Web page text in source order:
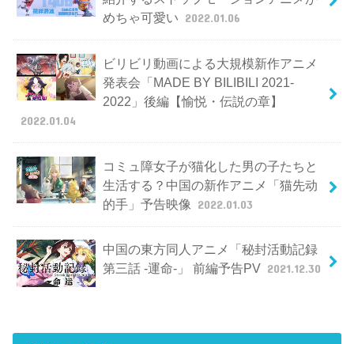
めちゃ可愛い 2022.01.06
ビリビリ動画による大規模新作アニメ
発表会「MADE BY BILIBILI 2021-
2022」後編【愉悦・伝説の章】
2022.01.04
コミュ障女子が猫化した男の子たちと
生活する？中国の新作アニメ「猫先动
的手」予告映像
2022.01.03
中国の東方同人アニメ「秘封活動記録
第三話 -運命-」 前編予告PV 2021.12.30